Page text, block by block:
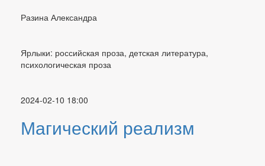
Разина Александра
Ярлыки: российская проза, детская литература,
психологическая проза
2024-02-10 18:00
Магический реализм